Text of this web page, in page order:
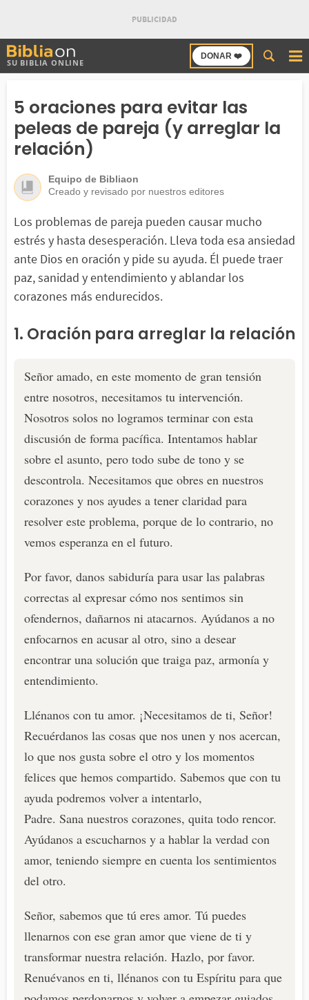
SU BIBLIA ONLINE
DONAR ❤️
Buscar
en
5 oraciones para evitar las
peleas de pareja (y arreglar la
relación)
Equipo de Bibliaon
Creado y revisado por nuestros editores
Los problemas de pareja pueden causar mucho
estrés y hasta desesperación. Lleva toda esa ansiedad
ante Dios en oración y pide su ayuda. Él puede traer
paz, sanidad y entendimiento y ablandar los
corazones más endurecidos.
1. Oración para arreglar la relación
Señor amado, en este momento de gran tensión
entre nosotros, necesitamos tu intervención.
Nosotros solos no logramos terminar con esta
discusión de forma pacífica. Intentamos hablar
sobre el asunto, pero todo sube de tono y se
descontrola. Necesitamos que obres en nuestros
corazones y nos ayudes a tener claridad para
resolver este problema, porque de lo contrario, no
vemos esperanza en el futuro.
Por favor, danos sabiduría para usar las palabras
correctas al expresar cómo nos sentimos sin
ofendernos, dañarnos ni atacarnos. Ayúdanos a no
enfocarnos en acusar al otro, sino a desear
encontrar una solución que traiga paz, armonía y
entendimiento.
Llénanos con tu amor. ¡Necesitamos de ti, Señor!
Recuérdanos las cosas que nos unen y nos acercan,
lo que nos gusta sobre el otro y los momentos
felices que hemos compartido. Sabemos que con tu
ayuda podremos volver a intentarlo,
Padre. Sana nuestros corazones, quita todo rencor.
Ayúdanos a escucharnos y a hablar la verdad con
amor, teniendo siempre en cuenta los sentimientos
del otro.
Señor, sabemos que tú eres amor. Tú puedes
llenarnos con ese gran amor que viene de ti y
transformar nuestra relación. Hazlo, por favor.
Renuévanos en ti, llénanos con tu Espíritu para que